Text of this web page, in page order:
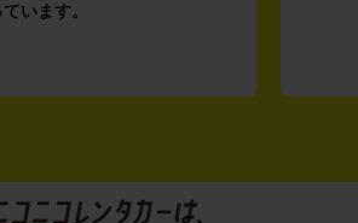
います。